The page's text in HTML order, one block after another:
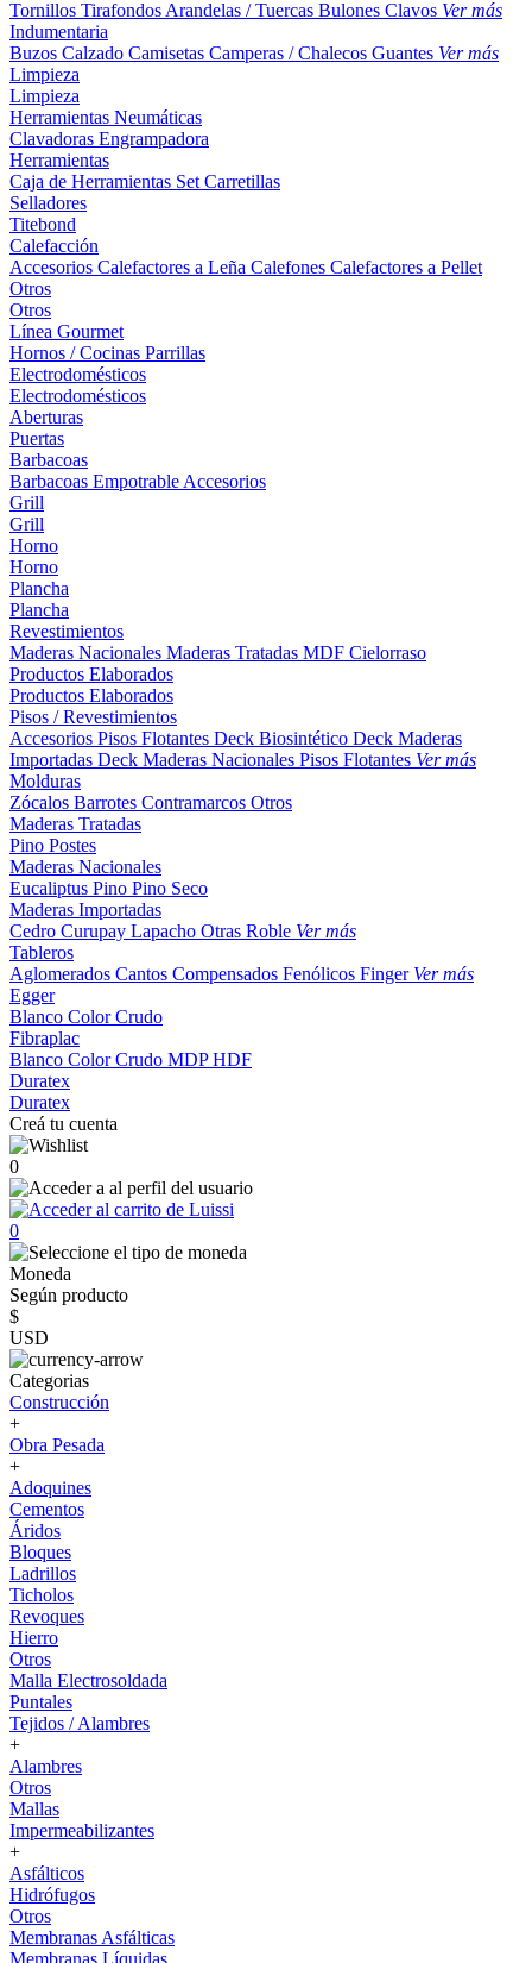
Tornillos Tirafondos Arandelas / Tuercas Bulones Clavos Ver más
Indumentaria
Buzos Calzado Camisetas Camperas / Chalecos Guantes Ver más
Limpieza
Limpieza
Herramientas Neumáticas
Clavadoras Engrampadora
Herramientas
Caja de Herramientas Set Carretillas
Selladores
Titebond
Calefacción
Accesorios Calefactores a Leña Calefones Calefactores a Pellet
Otros
Otros
Línea Gourmet
Hornos / Cocinas Parrillas
Electrodomésticos
Electrodomésticos
Aberturas
Puertas
Barbacoas
Barbacoas Empotrable Accesorios
Grill
Grill
Horno
Horno
Plancha
Plancha
Revestimientos
Maderas Nacionales Maderas Tratadas MDF Cielorraso
Productos Elaborados
Productos Elaborados
Pisos / Revestimientos
Accesorios Pisos Flotantes Deck Biosintético Deck Maderas
Importadas Deck Maderas Nacionales Pisos Flotantes Ver más
Molduras
Zócalos Barrotes Contramarcos Otros
Maderas Tratadas
Pino Postes
Maderas Nacionales
Eucaliptus Pino Pino Seco
Maderas Importadas
Cedro Curupay Lapacho Otras Roble Ver más
Tableros
Aglomerados Cantos Compensados Fenólicos Finger Ver más
Egger
Blanco ColorCrudo
Fibraplac
Blanco ColorCrudo MDPHDF
Duratex
Duratex
Creá tu cuenta
0
0
Moneda
Según producto
$
USD
Categorias
Construcción
+
Obra Pesada
+
Adoquines
Cementos
Áridos
Bloques
Ladrillos
Ticholos
Revoques
Hierro
Otros
Malla Electrosoldada
Puntales
Tejidos / Alambres
+
Alambres
Otros
Mallas
Impermeabilizantes
+
Asfálticos
Hidrófugos
Otros
Membranas Asfálticas
Membranas Líquidas